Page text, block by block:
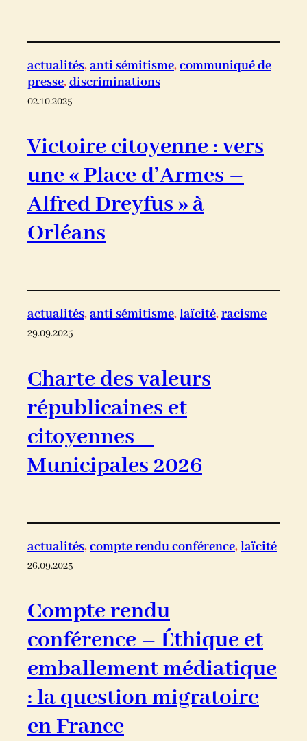
actualités, anti sémitisme, communiqué de
presse, discriminations
02.10.2025
Victoire citoyenne : vers
une « Place d’Armes –
Alfred Dreyfus » à
Orléans
actualités, anti sémitisme, laïcité, racisme
29.09.2025
Charte des valeurs
républicaines et
citoyennes –
Municipales 2026
actualités, compte rendu conférence, laïcité
26.09.2025
Compte rendu
conférence – Éthique et
emballement médiatique
: la question migratoire
en France